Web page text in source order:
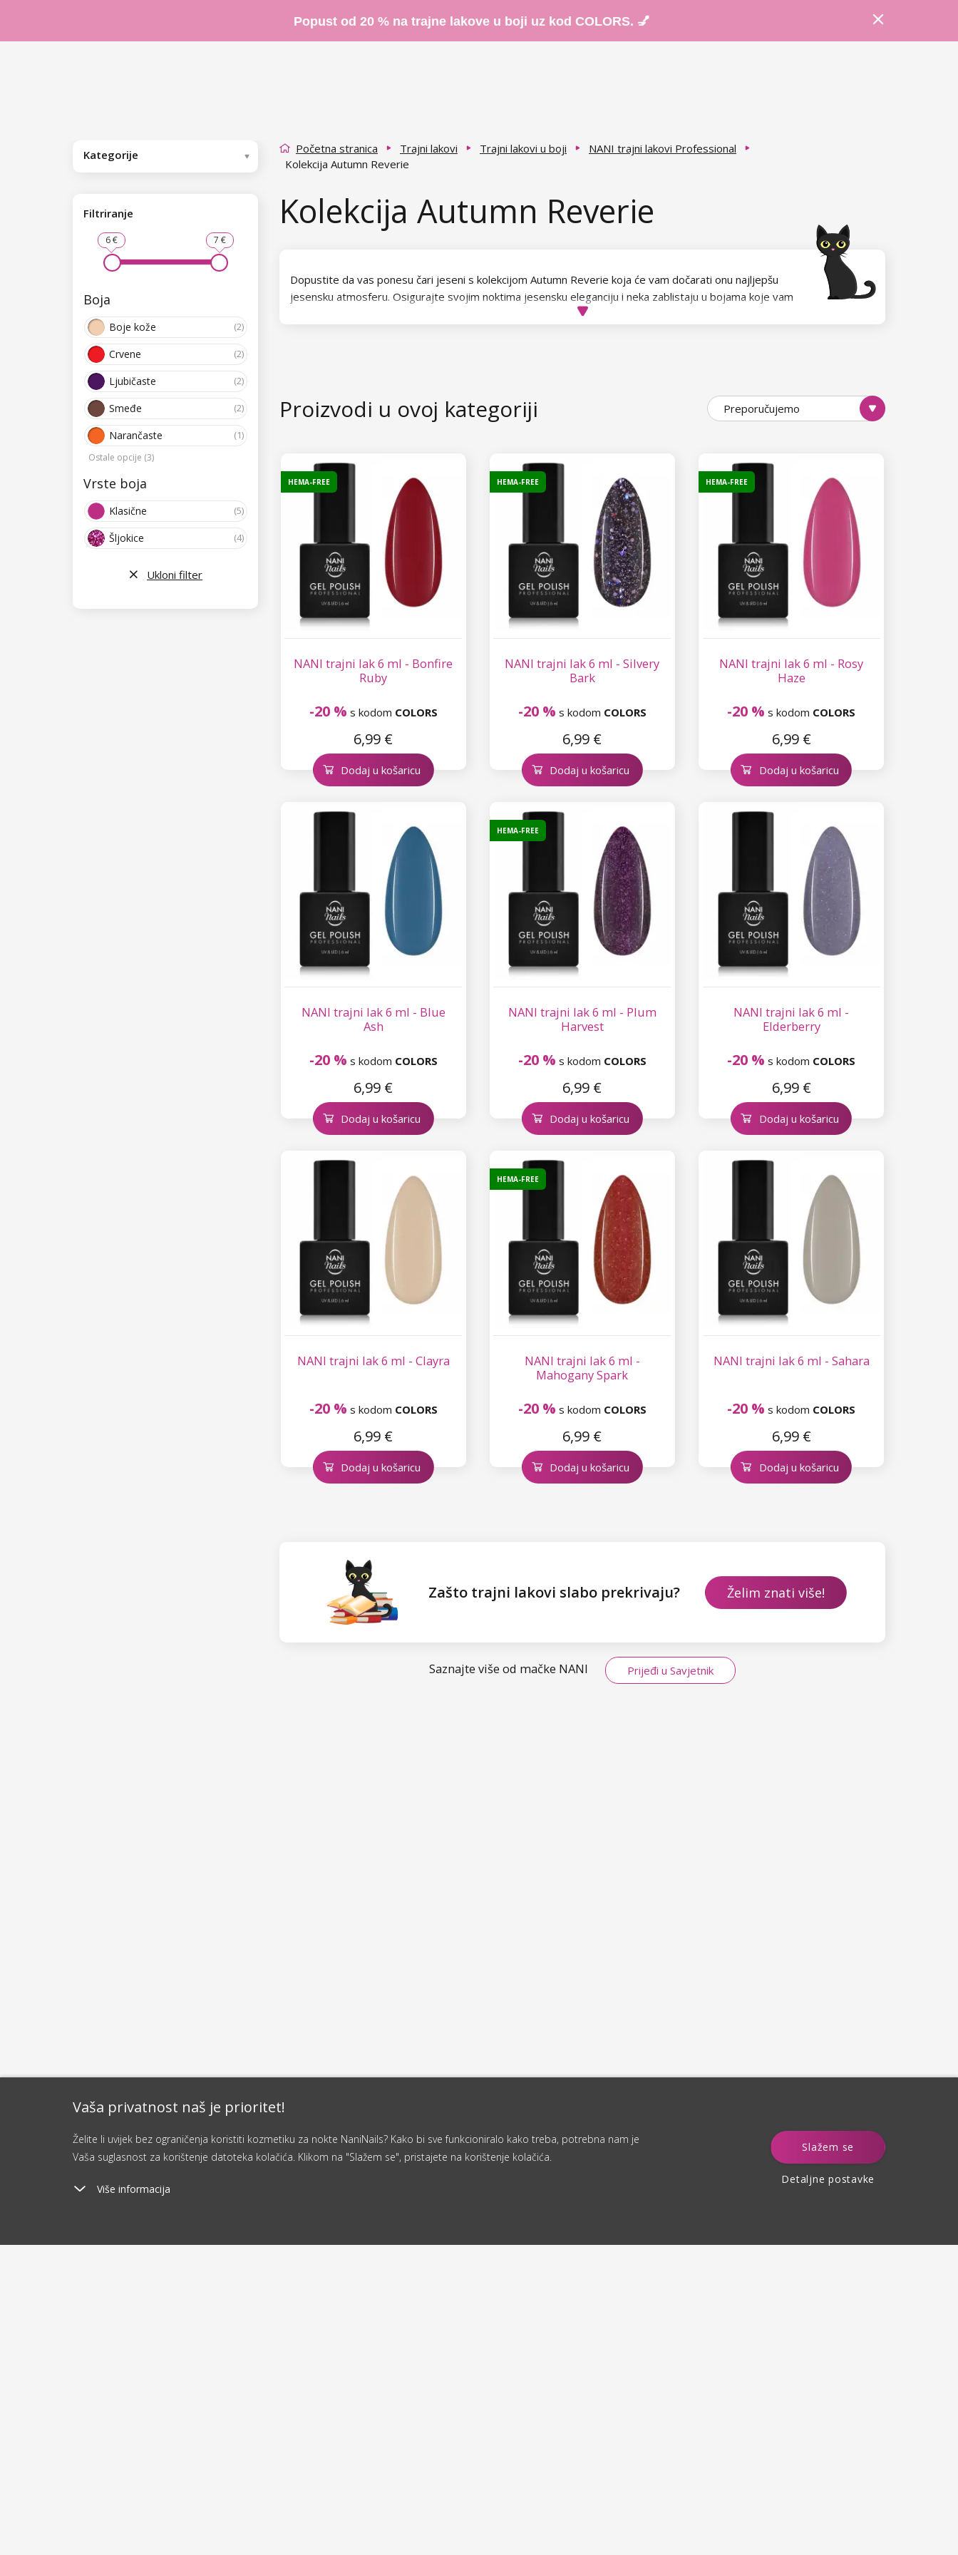
Vaša privatnost naš je prioritet!
Želite li uvijek bez ograničenja koristiti kozmetiku za nokte NaniNails? Kako bi sve funkcioniralo kako treba, potrebna nam je
Vaša suglasnost za korištenje datoteka kolačića. Klikom na "Slažem se", pristajete na korištenje kolačića.
Više informacija
Slažem se
Detaljne postavke
Popust od 20 % na trajne lakove u boji uz kod COLORS. 💅
Kategorije
Filtriranje
6 € 7 €
Boja
Boje kože (2)
Crvene (2)
Ljubičaste (2)
Smeđe (2)
Narančaste (1)
Ostale opcije (3)
Vrste boja
Klasične (5)
Šljokice (4)
Ukloni filter
Početna stranica Trajni lakovi Trajni lakovi u boji
NANI trajni lakovi Professional
Kolekcija Autumn Reverie
Kolekcija Autumn Reverie
Dopustite da vas ponesu čari jeseni s kolekcijom Autumn Reverie koja će vam dočarati onu najljepšu
jesensku atmosferu. Osigurajte svojim noktima jesensku eleganciju i neka zablistaju u bojama koje vam
Proizvodi u ovoj kategoriji Preporučujemo
NANI trajni lak 6 ml - Bonfire
Ruby
-20 % s kodom COLORS
6,99 €
HEMA-FREE
Dodaj u košaricu
NANI trajni lak 6 ml - Silvery
Bark
-20 % s kodom COLORS
6,99 €
HEMA-FREE
Dodaj u košaricu
NANI trajni lak 6 ml - Rosy
Haze
-20 % s kodom COLORS
6,99 €
HEMA-FREE
Dodaj u košaricu
NANI trajni lak 6 ml - Blue
Ash
-20 % s kodom COLORS
6,99 €
Dodaj u košaricu
NANI trajni lak 6 ml - Plum
Harvest
-20 % s kodom COLORS
6,99 €
HEMA-FREE
Dodaj u košaricu
NANI trajni lak 6 ml -
Elderberry
-20 % s kodom COLORS
6,99 €
Dodaj u košaricu
NANI trajni lak 6 ml - Clayra
-20 % s kodom COLORS
6,99 €
Dodaj u košaricu
NANI trajni lak 6 ml -
Mahogany Spark
-20 % s kodom COLORS
6,99 €
HEMA-FREE
Dodaj u košaricu
NANI trajni lak 6 ml - Sahara
-20 % s kodom COLORS
6,99 €
Dodaj u košaricu
Zašto trajni lakovi slabo prekrivaju? Želim znati više!
Saznajte više od mačke NANI Prijeđi u Savjetnik